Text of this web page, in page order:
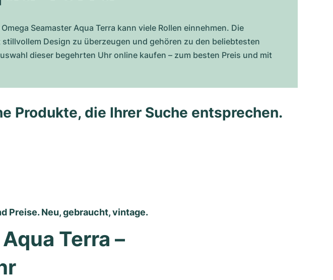
Seamaster Aqua Terra kann viele Rollen einnehmen. Die
Design zu überzeugen und gehören zu den beliebtesten
dieser begehrten Uhr online kaufen – zum besten Preis und mit
Produkte, die Ihrer Suche entsprechen.
Preise. Neu, gebraucht, vintage.
Terra –